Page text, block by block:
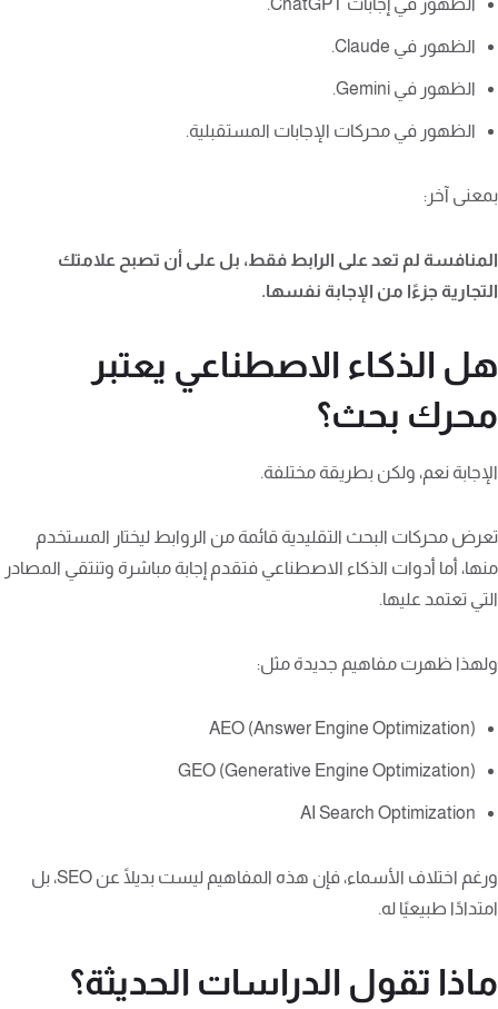
الظهور في إجابات ChatGPT.
الظهور في Claude.
الظهور في Gemini.
الظهور في محركات الإجابات المستقبلية.
بمعنى آخر:
المنافسة لم تعد على الرابط فقط، بل على أن تصبح علامتك
التجارية جزءًا من الإجابة نفسها.
هل الذكاء الاصطناعي يعتبر
محرك بحث؟
الإجابة نعم، ولكن بطريقة مختلفة.
تعرض محركات البحث التقليدية قائمة من الروابط ليختار المستخدم
منها، أما أدوات الذكاء الاصطناعي فتقدم إجابة مباشرة وتنتقي المصادر
التي تعتمد عليها.
ولهذا ظهرت مفاهيم جديدة مثل:
AEO (Answer Engine Optimization)
GEO (Generative Engine Optimization)
AI Search Optimization
ورغم اختلاف الأسماء، فإن هذه المفاهيم ليست بديلًا عن SEO، بل
امتدادًا طبيعيًا له.
ماذا تقول الدراسات الحديثة؟